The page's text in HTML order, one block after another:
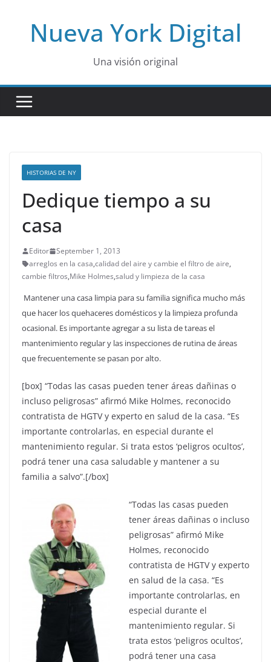
contentNueva York Digital
Una visión original
HISTORIAS DE NY
Dedique tiempo a su
casa
Editor
September 1, 2013
arreglos en la casa,calidad del aire y cambie el filtro de aire,
cambie filtros,Mike Holmes,salud y limpieza de la casa
Mantener una casa limpia para su familia significa mucho más
que hacer los quehaceres domésticos y la limpieza profunda
ocasional. Es importante agregar a su lista de tareas el
mantenimiento regular y las inspecciones de rutina de áreas
que frecuentemente se pasan por alto.
[box] “Todas las casas pueden tener áreas dañinas o
incluso peligrosas” afirmó Mike Holmes, reconocido
contratista de HGTV y experto en salud de la casa. “Es
importante controlarlas, en especial durante el
mantenimiento regular. Si trata estos ‘peligros ocultos’,
podrá tener una casa saludable y mantener a su
familia a salvo”.[/box]
“Todas las casas pueden
tener áreas dañinas o incluso
peligrosas” afirmó Mike
Holmes, reconocido
contratista de HGTV y experto
en salud de la casa. “Es
importante controlarlas, en
especial durante el
mantenimiento regular. Si
trata estos ‘peligros ocultos’,
podrá tener una casa